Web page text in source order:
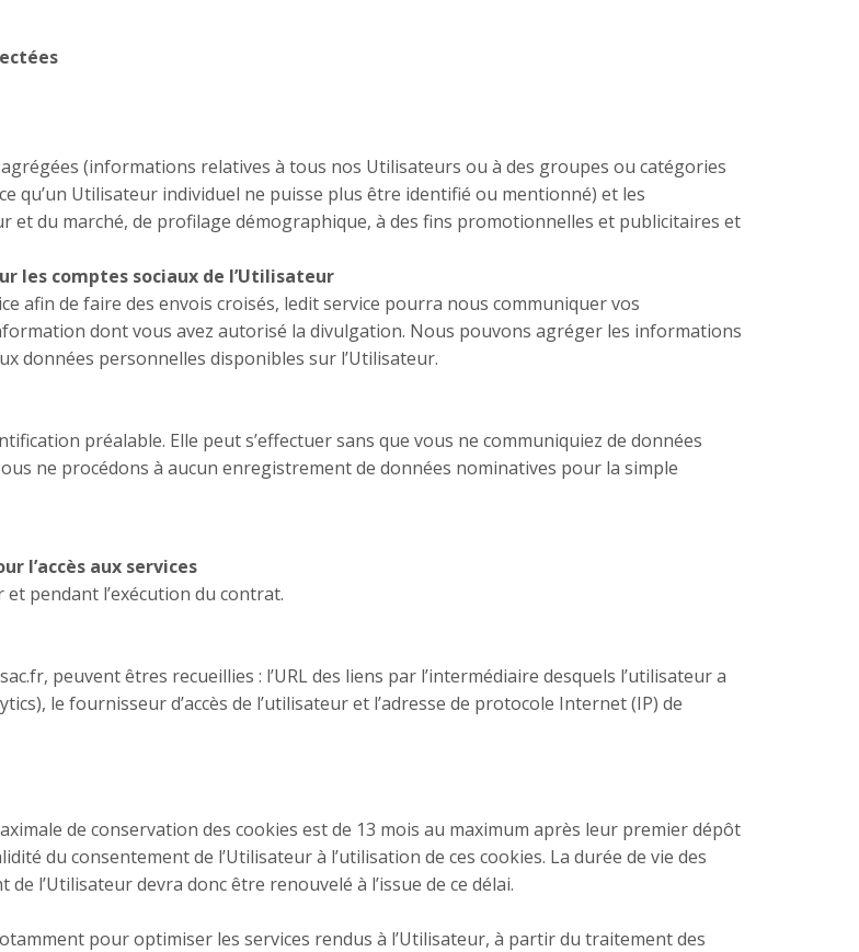
(informations relatives à tous nos Utilisateurs ou à des groupes ou catégories
qu’un Utilisateur individuel ne puisse plus être identifié ou mentionné) et les
et du marché, de profilage démographique, à des fins promotionnelles et publicitaires et
les comptes sociaux de l’Utilisateur
afin de faire des envois croisés, ledit service pourra nous communiquer vos
dont vous avez autorisé la divulgation. Nous pouvons agréger les informations
données personnelles disponibles sur l’Utilisateur.
préalable. Elle peut s’effectuer sans que vous ne communiquiez de données
ne procédons à aucun enregistrement de données nominatives pour la simple
l’accès aux services
pendant l’exécution du contrat.
peuvent êtres recueillies : l’URL des liens par l’intermédiaire desquels l’utilisateur a
le fournisseur d’accès de l’utilisateur et l’adresse de protocole Internet (IP) de
de conservation des cookies est de 13 mois au maximum après leur premier dépôt
du consentement de l’Utilisateur à l’utilisation de ces cookies. La durée de vie des
l’Utilisateur devra donc être renouvelé à l’issue de ce délai.
pour optimiser les services rendus à l’Utilisateur, à partir du traitement des